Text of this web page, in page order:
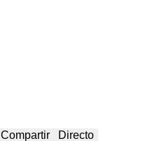
Compartir Directo